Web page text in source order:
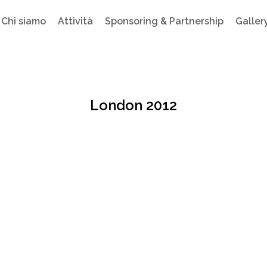
Chi siamo Attività Sponsoring & Partnership
London 2012